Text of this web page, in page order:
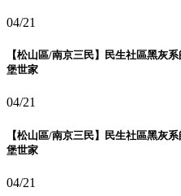
04/21
【松山區/南京三民】民生社區黑灰
堡世家
04/21
【松山區/南京三民】民生社區黑灰
堡世家
04/21